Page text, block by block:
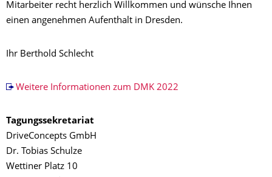
Mitarbeiter recht herzlich Willkommen und wünsche Ihnen
einen angenehmen Aufenthalt in Dresden.
Ihr Berthold Schlecht
Weitere Informationen zum DMK 2022
Tagungssekretariat
DriveConcepts GmbH
Dr. Tobias Schulze
Wettiner Platz 10